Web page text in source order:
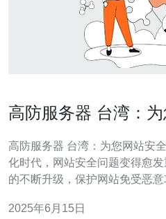
高防服务器 台湾：
高防服务器 台湾：为您网站安全提供强
化时代，网站安全问题变得愈
的不断升级，保护网站免受恶
网站安全提供强力保障。 高防服务器是一种具有强大的防
2025年6月15日